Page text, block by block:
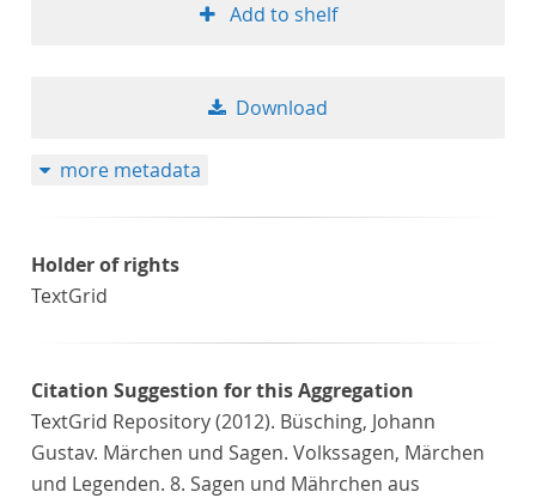
Add to shelf
Download
more metadata
Holder of rights
TextGrid
Citation Suggestion for this Aggregation
TextGrid Repository (2012). Büsching, Johann
Gustav. Märchen und Sagen. Volkssagen, Märchen
und Legenden. 8. Sagen und Mährchen aus